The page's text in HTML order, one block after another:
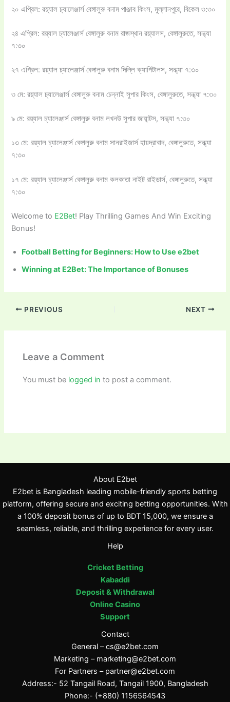
২০ এপ্রিল: রয়্যাল চ্যালেঞ্জার্স বেঙ্গালুরু বনাম পাঞ্জাব কিংস, মুল্লানপুরে, বিকেল ৩:৩০
২৪ এপ্রিল: রয়্যাল চ্যালেঞ্জার্স বেঙ্গালুরু বনাম রাজস্থান রয়্যালস, বেঙ্গালুরুতে, সন্ধ্যা
৭:৩০
২৭ এপ্রিল: রয়্যাল চ্যালেঞ্জার্স বেঙ্গালুরু বনাম দিল্লি ক্যাপিটালস, সন্ধ্যা ৭:৩০
৩ মে: রয়্যাল চ্যালেঞ্জার্স বেঙ্গালুরু বনাম চেন্নাই সুপার কিংস, বেঙ্গালুরুতে, সন্ধ্যা ৭:৩০
৯ মে: রয়্যাল চ্যালেঞ্জার্স বেঙ্গালুরু বনাম লখনউ সুপার জায়ান্টস, সন্ধ্যা ৭:৩০
১৩ মে: রয়্যাল চ্যালেঞ্জার্স বেঙ্গালুরু বনাম সানরাইজার্স হায়দ্রাবাদ, বেঙ্গালুরুতে, সন্ধ্যা
৭:৩০
১৭ মে: রয়্যাল চ্যালেঞ্জার্স বেঙ্গালুরু বনাম কলকাতা নাইট রাইডার্স, বেঙ্গালুরুতে, সন্ধ্যা
৭:৩০
Welcome to E2Bet! Play Thrilling Games And Win Exciting
Bonus!
Football Betting for Beginners: How to Use e2bet
Winning at E2Bet: The Importance of Bonuses
PREVIOUS NEXT
Leave a Comment
You must be logged in to post a comment.
About E2bet
E2bet is Bangladesh leading mobile-friendly sports betting
platform, offering secure and exciting betting opportunities. With
a 100% deposit bonus of up to BDT 15,000, we ensure a
seamless, reliable, and thrilling experience for every user.
Help
Cricket Betting
Kabaddi
Deposit & Withdrawal
Online Casino
Support
Contact
General –cs@e2bet.com
Marketing – marketing@e2bet.com
For Partners – partner@e2bet.com
Address:- 52 Tangail Road, Tangail 1900, Bangladesh
Phone:- (+880) 1156564543